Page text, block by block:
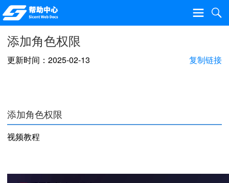
添加角色权限
更新时间：2025-02-13 复制链接
添加角色权限
视频教程